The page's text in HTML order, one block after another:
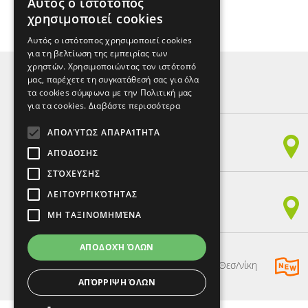
ΕΠΙΣΤΡΟΦΗ
ΚΕΝΤΡΑ ΞΕΝΩΝ ΓΛΩΣΣΩΝ
Παπαναστασίου 150,
Τηλ. 2310 328797 - Fax 2310 328898
Γληνού 22 & Τζαβέλλα (παράρτημα),
Τηλ. 2310 328648
Καμβουνίων 9,
54621, Πλατεία Συντριβανίου (Καμάρα), Θεσ/νίκη
Τηλ. 2310 328797
χρησιμοποιεί cookies
Αυτός ο ιστότοπος χρησιμοποιεί cookies
για τη βελτίωση της εμπειρίας των
χρηστών. Χρησιμοποιώντας τον ιστότοπό
μας, παρέχετε τη συγκατάθεσή σας για όλα
τα cookies σύμφωνα με την Πολιτική μας
για τα cookies. Διαβάστε περισσότερα
ΑΠΟΛΎΤΩΣ ΑΠΑΡΑΊΤΗΤΑ
ΑΠΌΔΟΣΗΣ
ΣΤΌΧΕΥΣΗΣ
ΛΕΙΤΟΥΡΓΙΚΌΤΗΤΑΣ
ΜΗ ΤΑΞΙΝΟΜΗΜΈΝΑ
ΑΠΟΔΟΧΉ ΌΛΩΝ
ΑΠΌΡΡΙΨΗ ΌΛΩΝ